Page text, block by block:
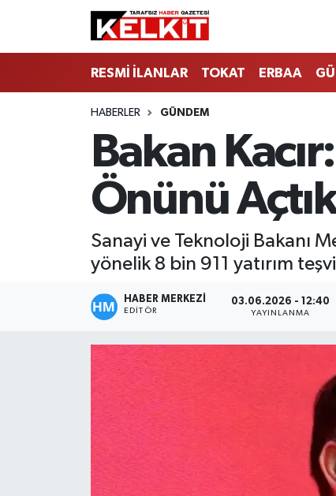
RESMİ İLANLAR TOKAT ERBAA
HABERLER GÜNDEM
Bakan
Önünü
Sanayi ve Teknoloji Bakanı
yönelik 8 bin 911 yatırım
HABER MERKEZİ
EDITÖR
03.06.2026 - 12:40
YAYINLANMA